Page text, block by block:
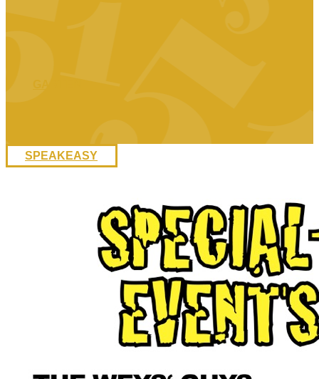
SPEAKEASY